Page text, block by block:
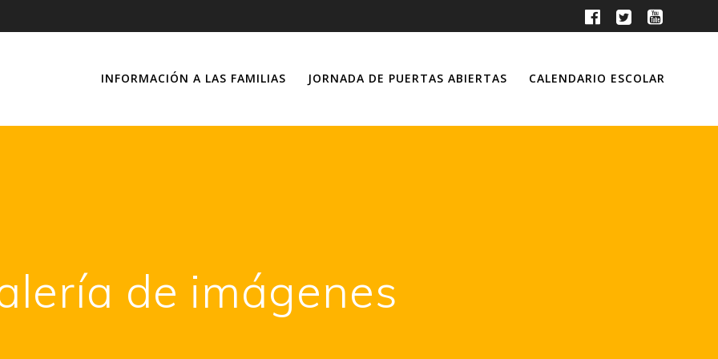
INFORMACIÓN A LAS FAMILIAS JORNADA DE PUERTAS ABIERTAS CALENDARIO ESCOLAR
de imágenes